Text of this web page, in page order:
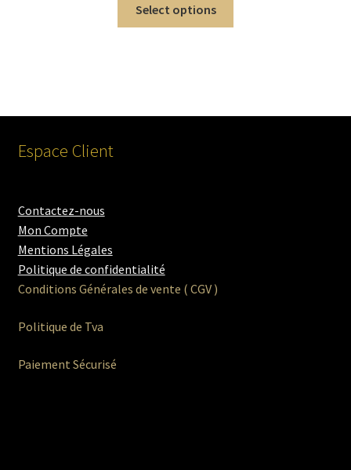
Select options
Espace Client
Contactez-nous
Mon Compte
Mentions Légales
Politique de confidentialité
Conditions Générales de vente ( CGV )
Politique de Tva
Paiement Sécurisé